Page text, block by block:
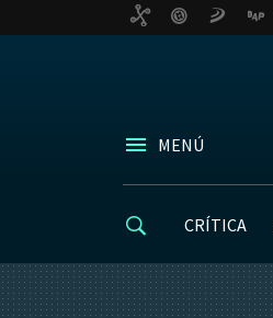
MENÚ
CRÍTICA